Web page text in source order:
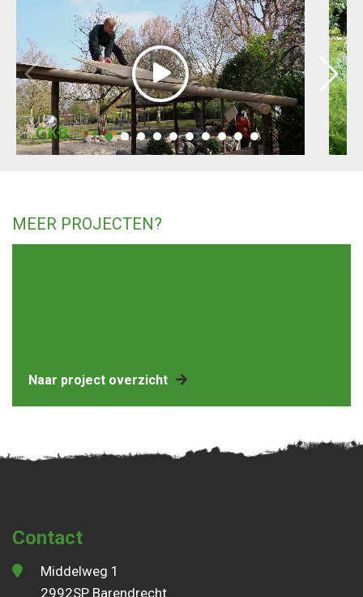
MEER PROJECTEN?
Naar project overzicht
Contact
Middelweg 1
2992SP Barendrecht